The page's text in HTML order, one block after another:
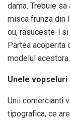
dama. Trebuie sa
misca frunza din
ou, rasuceste-l si
Partea acoperita
modelul acestora.
Unele
Unii comercianti
tipografica, ce